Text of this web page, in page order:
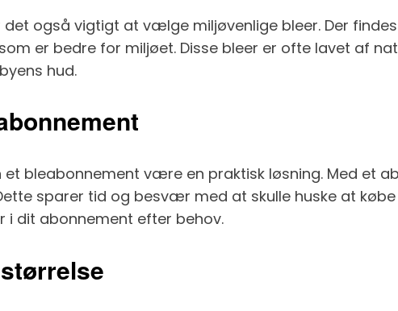
også vigtigt at vælge miljøvenlige bleer. Der
er bedre for miljøet. Disse bleer er ofte lavet af
hud.
bleabonnement være en praktisk løsning. Med et
sparer tid og besvær med at skulle huske at
dit abonnement efter behov.